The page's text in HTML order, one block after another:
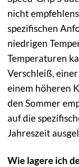
nicht
spezifischen
niedrigen
Temperaturen
Verschleiß,
einem höheren
den Sommer
auf die
Jahreszeit
Wie lagere ich